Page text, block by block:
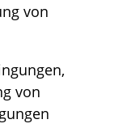
von
von